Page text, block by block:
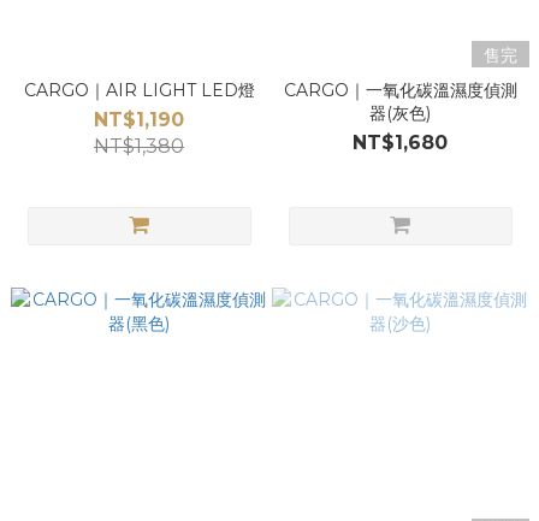
CARGO｜AIR LIGHT LED燈
NT$1,190
NT$1,380
售完
CARGO｜一氧化碳溫濕度偵測
器(灰色)
NT$1,680